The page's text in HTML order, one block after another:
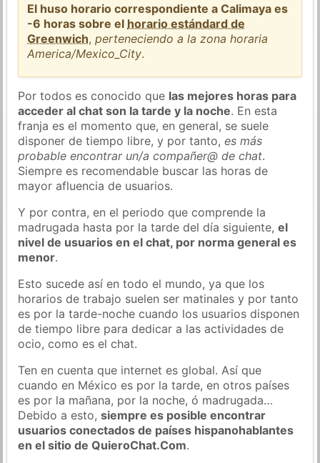
El huso horario correspondiente a Calimaya es
-6 horas sobre el horario estándard de
Greenwich,perteneciendo a la zona horaria
America/Mexico_City.
Por todos es conocido que las mejores horas para
acceder al chat son la tarde y la noche. En esta
franja es el momento que, en general, se suele
disponer de tiempo libre, y por tanto,es más
probable encontrar un/a compañer@ de chat.
Siempre es recomendable buscar las horas de
mayor afluencia de usuarios.
Y por contra, en el periodo que comprende la
madrugada hasta por la tarde del día siguiente,el
nivel de usuarios en el chat, por norma general es
menor.
Esto sucede así en todo el mundo, ya que los
horarios de trabajo suelen ser matinales y por tanto
es por la tarde-noche cuando los usuarios disponen
de tiempo libre para dedicar a las actividades de
ocio, como es el chat.
Ten en cuenta que internet es global. Así que
cuando en México es por la tarde, en otros países
es por la mañana, por la noche, ó madrugada…
Debido a esto,siempre es posible encontrar
usuarios conectados de países hispanohablantes
en el sitio de QuieroChat.Com.